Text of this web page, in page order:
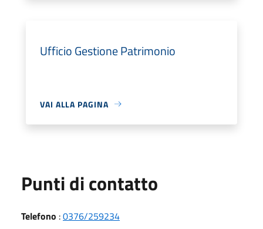
Ufficio Gestione Patrimonio
VAI ALLA PAGINA
Punti di contatto
Telefono :0376/259234